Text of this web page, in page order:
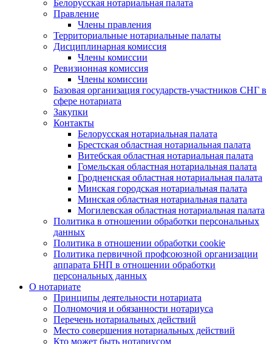
Белорусская нотариальная палата
Правление
Члены правления
Территориальные нотариальные палаты
Дисциплинарная комиссия
Члены комиссии
Ревизионная комиссия
Члены комиссии
Базовая организация государств-участников СНГ в
сфере нотариата
Закупки
Контакты
Белорусская нотариальная палата
Брестская областная нотариальная палата
Витебская областная нотариальная палата
Гомельская областная нотариальная палата
Гродненская областная нотариальная палата
Минская городская нотариальная палата
Минская областная нотариальная палата
Могилевская областная нотариальная палата
Политика в отношении обработки персональных
данных
Политика в отношении обработки cookie
Политика первичной профсоюзной организации
аппарата БНП в отношении обработки
персональных данных
О нотариате
Принципы деятельности нотариата
Полномочия и обязанности нотариуса
Перечень нотариальных действий
Место совершения нотариальных действий
Кто может быть нотариусом